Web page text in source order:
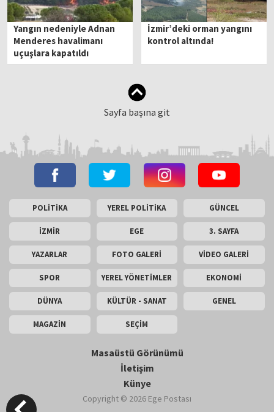
Yangın nedeniyle Adnan
Menderes havalimanı
uçuşlara kapatıldı
İzmir’deki orman yangını
kontrol altında!
Sayfa başına git
POLİTİKA YEREL POLİTİKA GÜNCEL
İZMİR EGE 3. SAYFA
YAZARLAR FOTO GALERİ VİDEO GALERİ
SPOR YEREL YÖNETİMLER EKONOMİ
DÜNYA KÜLTÜR - SANAT GENEL
MAGAZİN SEÇİM
Masaüstü Görünümü
İletişim
Künye
Copyright © 2026 Ege Postası